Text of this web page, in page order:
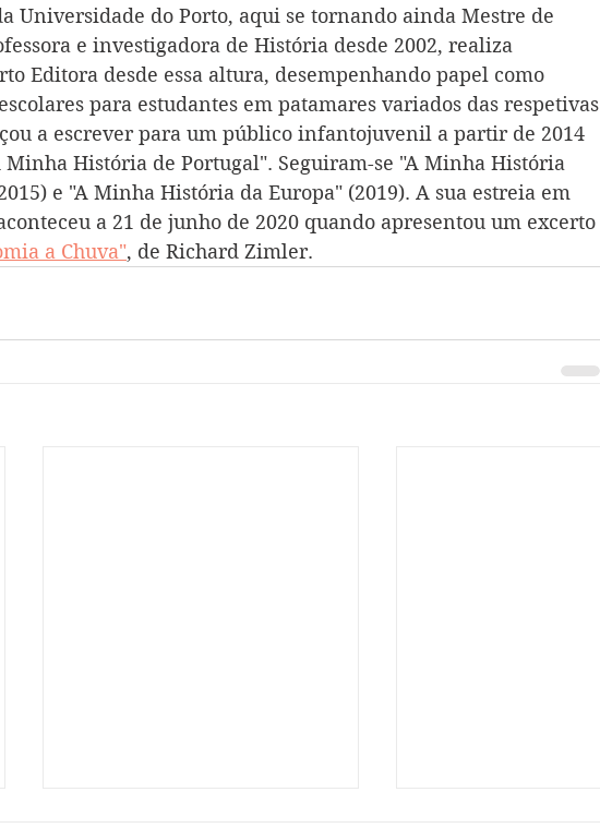
Universidade do Porto, aqui se tornando ainda Mestre de
e investigadora de História desde 2002, realiza
Editora desde essa altura, desempenhando papel como
para estudantes em patamares variados das respetivas
a escrever para um público infantojuvenil a partir de 2014
Minha História de Portugal". Seguiram-se "A Minha História
e "A Minha História da Europa" (2019). A sua estreia em
a 21 de junho de 2020 quando apresentou um excerto
a Chuva", de Richard Zimler.